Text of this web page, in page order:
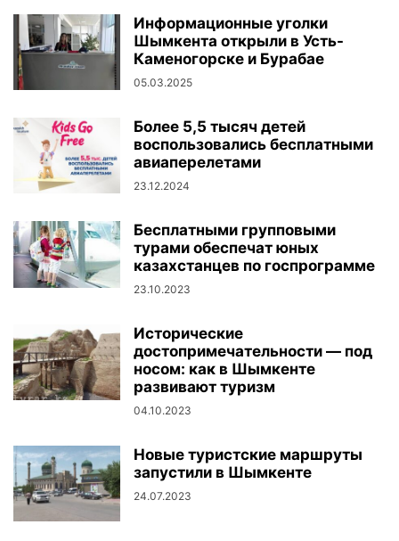
Информационные уголки
Шымкента открыли в Усть-
Каменогорске и Бурабае
05.03.2025
Более 5,5 тысяч детей
воспользовались бесплатными
авиаперелетами
23.12.2024
Бесплатными групповыми
турами обеспечат юных
казахстанцев по госпрограмме
23.10.2023
Исторические
достопримечательности — под
носом: как в Шымкенте
развивают туризм
04.10.2023
Новые туристские маршруты
запустили в Шымкенте
24.07.2023